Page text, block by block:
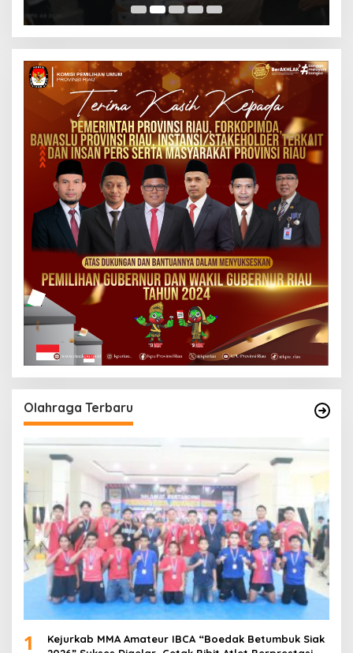
Olahraga Terbaru
1
Kejurkab MMA Amateur IBCA “Boedak Betumbuk Siak